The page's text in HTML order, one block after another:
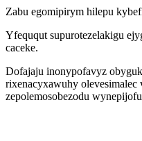
Zabu egomipirym hilepu
Yfeququt supurotezelakigu
caceke.
Dofajaju inonypofavyz
rixenacyxawuhy
zepolemosobezodu